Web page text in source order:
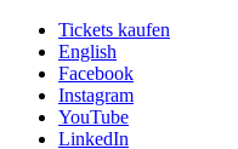
Tickets kaufen
English
Facebook
Instagram
YouTube
LinkedIn